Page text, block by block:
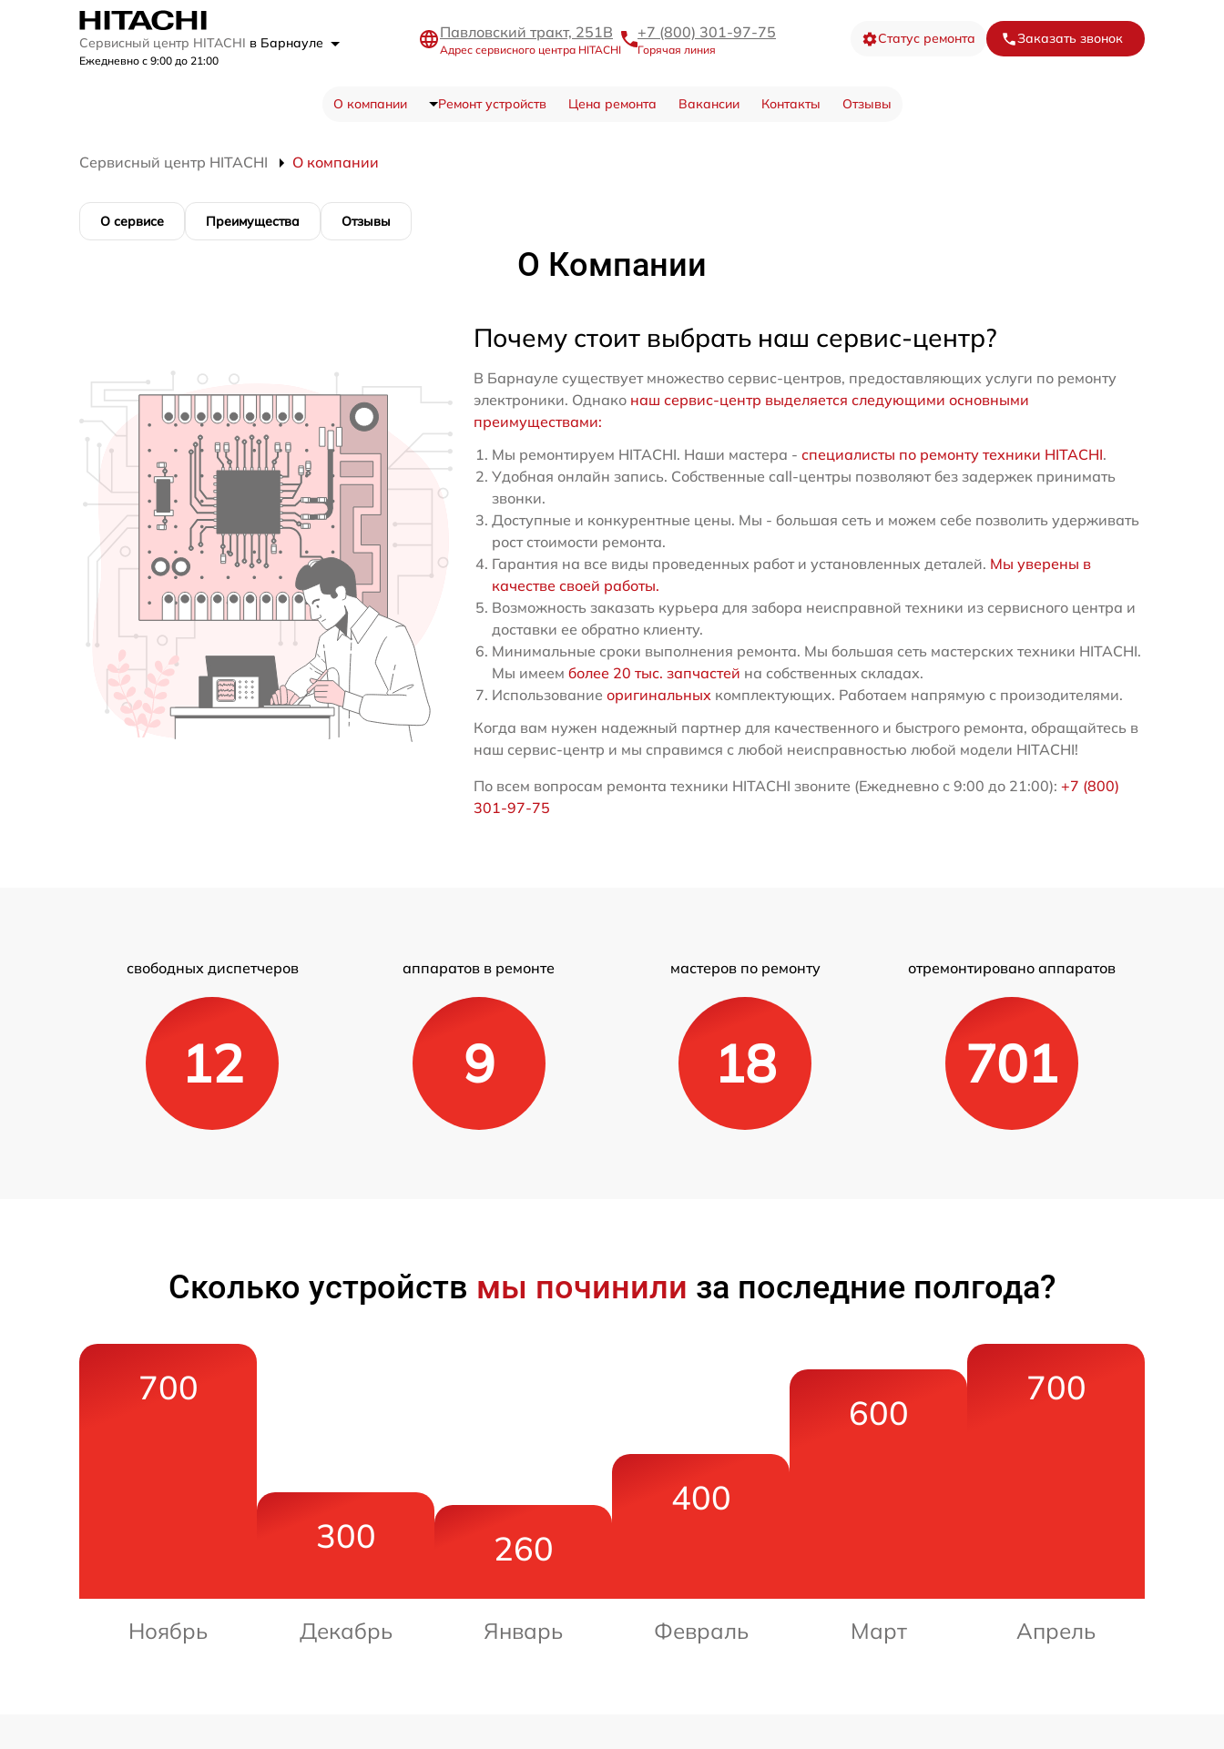
Сервисный центр HITACHI в Барнауле
Ежедневно с 9:00 до 21:00
Павловский тракт, 251В
Адрес сервисного центра HITACHI
+7 (800) 301-97-75
Горячая линия
Статус ремонта Заказать звонок
О компании Ремонт устройств Цена ремонта Вакансии Контакты Отзывы
Сервисный центр HITACHI О компании
О сервисе Преимущества Отзывы
О Компании
Почему стоит выбрать наш сервис-центр?
В Барнауле существует множество сервис-центров, предоставляющих услуги по ремонту
электроники. Однако наш сервис-центр выделяется следующими основными
преимуществами:
Мы ремонтируем HITACHI. Наши мастера - специалисты по ремонту техники HITACHI.
Удобная онлайн запись. Собственные call-центры позволяют без задержек принимать
звонки.
Доступные и конкурентные цены. Мы - большая сеть и можем себе позволить удерживать
рост стоимости ремонта.
Гарантия на все виды проведенных работ и установленных деталей. Мы уверены в
качестве своей работы.
Возможность заказать курьера для забора неисправной техники из сервисного центра и
доставки ее обратно клиенту.
Минимальные сроки выполнения ремонта. Мы большая сеть мастерских техники HITACHI.
Мы имеем более 20 тыс. запчастей на собственных складах.
Использование оригинальныхкомплектующих. Работаем напрямую с произодителями.
Когда вам нужен надежный партнер для качественного и быстрого ремонта, обращайтесь в
наш сервис-центр и мы справимся с любой неисправностью любой модели HITACHI!
По всем вопросам ремонта техники HITACHI звоните (Ежедневно с 9:00 до 21:00): +7 (800)
301-97-75
свободных диспетчеров
12
аппаратов в ремонте
9
мастеров по ремонту
18
отремонтировано аппаратов
701
Сколько устройств мы починили за последние полгода?
700
Ноябрь
300
Декабрь
260
Январь
400
Февраль
600
Март
700
Апрель